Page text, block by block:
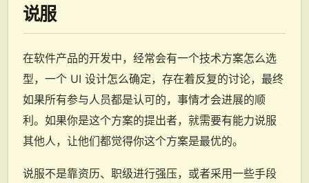
说服
在软件产品的开发中，经常会有一个技术方案怎么选
型，一个 UI 设计怎么确定，存在着反复的讨论，最终
如果所有参与人员都是认可的，事情才会进展的顺
利。如果你是这个方案的提出者，就需要有能力说服
其他人，让他们都觉得你这个方案是最优的。
说服不是靠资历、职级进行强压，或者采用一些手段